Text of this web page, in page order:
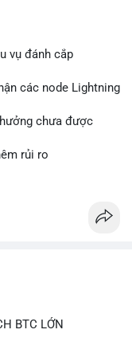
là thấp, nhưng tâm
giao dịch và dòng
động vội vàng dựa
2-3 khối lượng
rõ ràng.
vụ đánh cắp
các node Lightning
chưa được
rủi ro
BTC LỚN